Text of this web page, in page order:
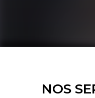
NOS